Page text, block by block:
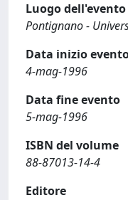
Luogo dell'evento
Pontignano -
Data inizio
4-mag-1996
Data fine evento
5-mag-1996
ISBN del volume
88-87013-14-4
Editore